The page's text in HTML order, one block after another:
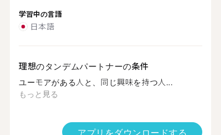
学習中の言語
日本語
理想のタンデムパートナーの条件
ユーモアがある人と、同じ興味を持つ人...
もっと見る
アプリをダウンロードする